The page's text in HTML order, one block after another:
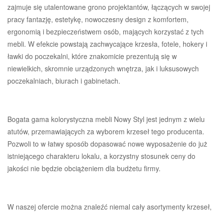
zajmuje się utalentowane grono projektantów, łączących w swojej
pracy fantazję, estetykę, nowoczesny design z komfortem,
ergonomią i bezpieczeństwem osób, mających korzystać z tych
mebli. W efekcie powstają zachwycające krzesła, fotele, hokery i
ławki do poczekalni, które znakomicie prezentują się w
niewielkich, skromnie urządzonych wnętrza, jak i luksusowych
poczekalniach, biurach i gabinetach.
Bogata gama kolorystyczna mebli Nowy Styl jest jednym z wielu
atutów, przemawiających za wyborem krzeseł tego producenta.
Pozwoli to w łatwy sposób dopasować nowe wyposażenie do już
istniejącego charakteru lokalu, a korzystny stosunek ceny do
jakości nie będzie obciążeniem dla budżetu firmy.
W naszej ofercie można znaleźć niemal cały asortymenty krzeseł,